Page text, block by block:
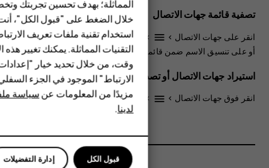
الهواتف المميزة
HMD Terra M
HMD DUB
HMD Watch
تصفية قائمة جهات الاتصال
انقر على جهات الاتصال >
menu
>
settingsالإعدادات، أو انقر علىفرز حسب
أو على تنسيق الاسم ضمن قائمة جهات الاتصال.
استيراد جهات الاتصال أو تصديرها
انقر فوق جهات الاتصال >
menu
>
settingsالإعدادات >استيراد/تصدير.
المماثلة؛ بهدف تحسين تجربتك
خلال الضغط على "قبول الكل"،
استخدام تقنية ملفات تعريف
التقنيات المماثلة. يمكنك تغيير
وقت، من خلال تحديد خيار
الارتباط" الموجود في الجزء
مزيدًا من المعلومات عنسياسة
لدينا.
إدارة التفضيلات قبول الكل